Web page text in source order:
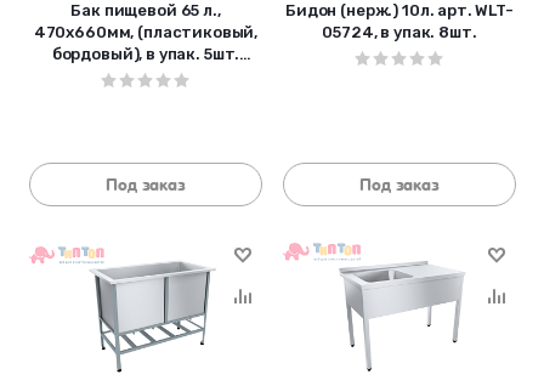
Бак пищевой 65 л.,
470х660мм, (пластиковый,
бордовый), в упак. 5шт.
432106221
Под заказ
Бидон (нерж.) 10л. арт. WLT-
05724, в упак. 8шт.
Под заказ